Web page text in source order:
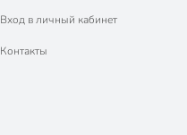
Вход в личный кабинет
Контакты